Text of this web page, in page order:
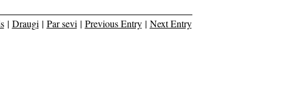
| Draugi | Par sevi | Previous Entry| Next Entry